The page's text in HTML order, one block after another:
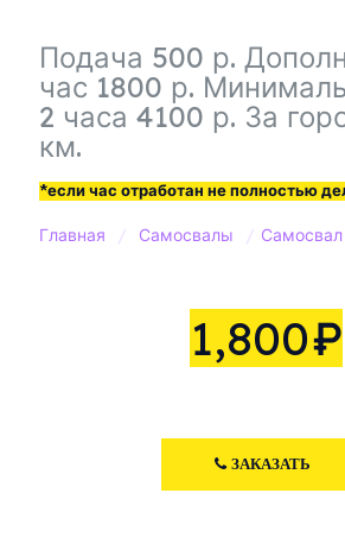
Подача 500 р.
час 1800 р.
2 часа 4100 р. За
км.
*если час отработан не полностью
Главная / Самосвалы / Самосвал
1,800₽
ЗАКАЗАТЬ